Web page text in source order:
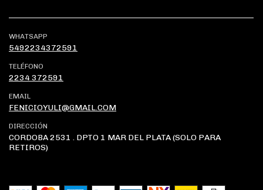
WHATSAPP
5492234372591
TELÉFONO
2234 372591
EMAIL
FENICIOYULI@GMAIL.COM
DIRECCIÓN
CORDOBA 2531 . DPTO 1 MAR DEL PLATA (SOLO PARA
RETIROS)